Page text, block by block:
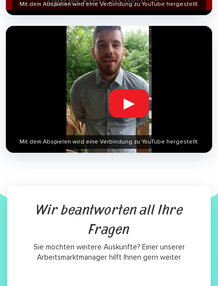
Mit dem Abspielen wird eine Verbindung zu YouTube hergestellt.
▶
Mit dem Abspielen wird eine Verbindung zu YouTube hergestellt.
Wir beantworten all Ihre
Fragen
Sie möchten weitere Auskünfte? Einer unserer
Arbeitsmarktmanager hilft Ihnen gern weiter